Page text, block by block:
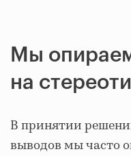
Мы
на
В принятии
выводов мы часто